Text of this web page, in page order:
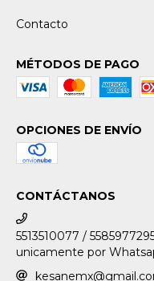
Contacto
MÉTODOS DE PAGO
OPCIONES DE ENVÍO
CONTÁCTANOS
5513510077 /
unicamente por